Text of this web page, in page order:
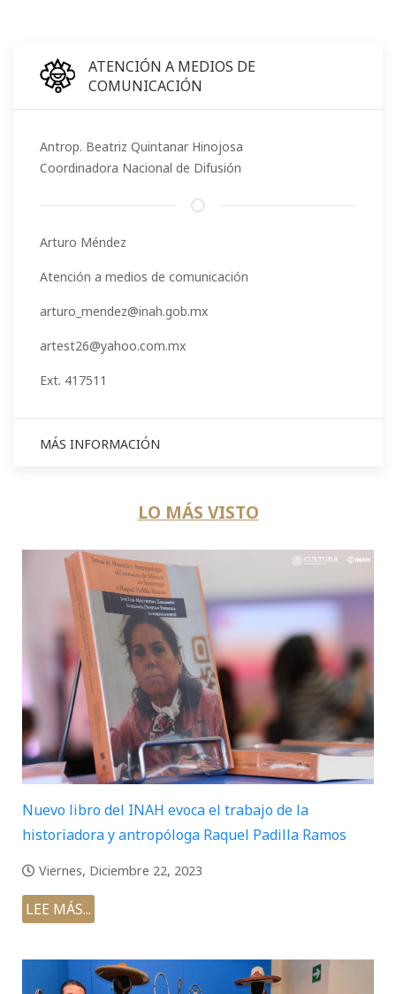
ATENCIÓN A MEDIOS DE
COMUNICACIÓN
Antrop. Beatriz Quintanar Hinojosa
Coordinadora Nacional de Difusión
Arturo Méndez
Atención a medios de comunicación
arturo_mendez@inah.gob.mx
artest26@yahoo.com.mx
Ext. 417511
MÁS INFORMACIÓN
LO MÁS VISTO
Nuevo libro del INAH evoca el trabajo de la
historiadora y antropóloga Raquel Padilla Ramos
Viernes, Diciembre 22, 2023
LEE MÁS...